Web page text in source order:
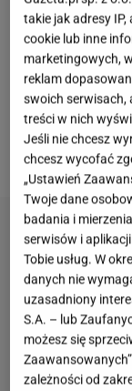
Marina
już od wielu lat,
także jako
momentu,
piłkarzem -
jest przede
takie jak adresy
cookie lub inne
marketingowych,
reklam
swoich serwisach,
treści w nich
Jeśli nie chcesz
chcesz wycofać
„Ustawień
Twoje dane
badania i
serwisów i
Tobie usług. W
danych nie
uzasadniony
S.A. – lub
możesz się
zależności od